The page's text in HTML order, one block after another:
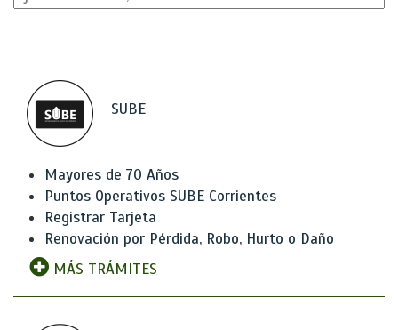
SUBE
Mayores de 70 Años
Puntos Operativos SUBE Corrientes
Registrar Tarjeta
Renovación por Pérdida, Robo, Hurto o Daño
MÁS TRÁMITES